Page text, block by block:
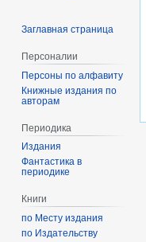
Заглавная страница
Персоналии
Персоны по алфавиту
Книжные издания по
авторам
Периодика
Издания
Фантастика в
периодике
Книги
по Месту издания
по Издательству